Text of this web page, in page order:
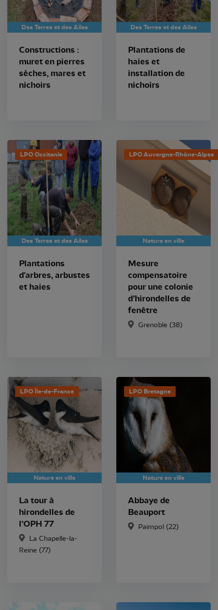
Des Terres et des Ailes
Constructions :
muret en pierres
sèches, mares et
nichoirs
Des Terres et des Ailes
Plantations de
haies et
installation de
nichoirs
LPO Occitanie
Des Terres et des Ailes
Plantations
d'arbres, arbustes
et haies
LPO Auvergne-Rhône-Alpes
Nature en ville
Mesure
compensatoire
pour une colonie
d’hirondelles de
fenêtre
Grenoble (38)
LPO Île-de-France
Nature en ville
La tour à
hirondelles de
l’OPH 77
La Chapelle-la-
Reine (77)
LPO Bretagne
Nature en ville
Abbaye de
Beauport
Paimpol (22)